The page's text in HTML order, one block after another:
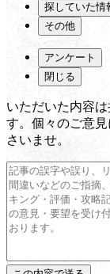
探していた情
その他
アンケート
閉じる
いただいた内容
す。個々のご意
さいませ。